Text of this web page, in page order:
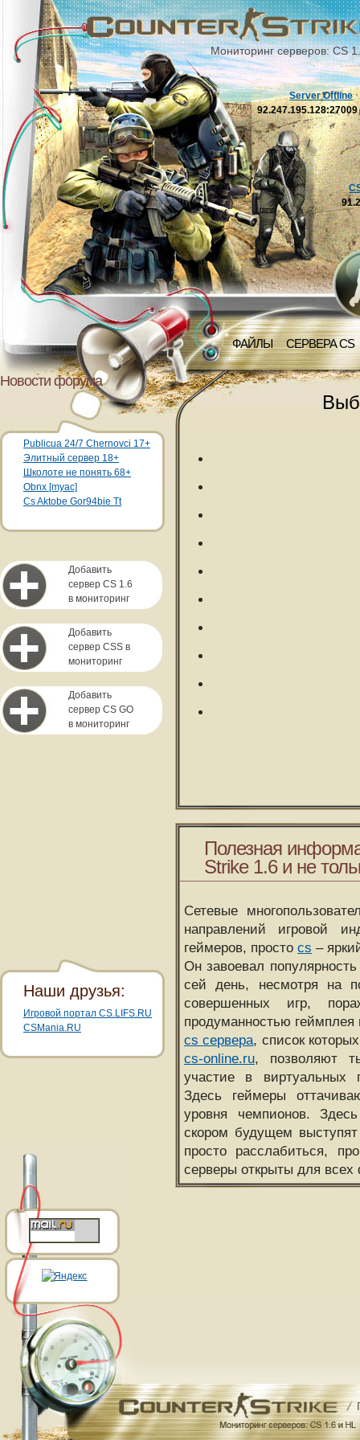
Мониторинг серверов: CS
ФАЙЛЫ СЕРВЕРА CS
Server Offline
92.247.195.128:27009
Новости форума
Publicua 24/7 Chernovci 17+
Элитный сервер 18+
Школоте не понять 68+
Obnx [myac]
Cs Aktobe Gor94bie Tt
Добавить
сервер CS 1.6
в мониторинг
Добавить
сервер CSS в
мониторинг
Добавить
сервер CS GO
в мониторинг
Полезная
Strike 1.6 и не
Сетевые
направлений игровой
геймеров, простоcs –
Он завоевал
сей день, несмотря на
совершенных игр,
продуманностью
cs сервера, список
cs-online.ru, позволяют
участие в виртуальных
Здесь геймеры
уровня чемпионов.
скором будущем
просто расслабиться,
серверы открыты для всех
Наши друзья:
Игровой портал CS.LIFS.RU
CSMania.RU